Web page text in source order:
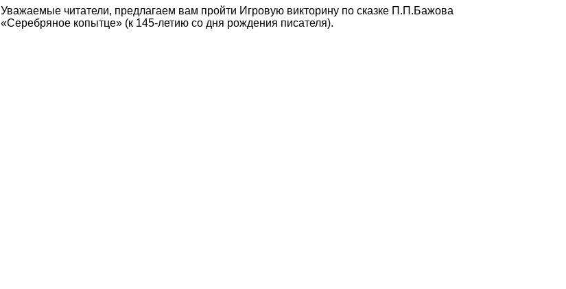
Уважаемые читатели, предлагаем вам пройти Игровую викторину по сказке П.П.Бажова
«Серебряное копытце» (к 145-летию со дня рождения писателя).